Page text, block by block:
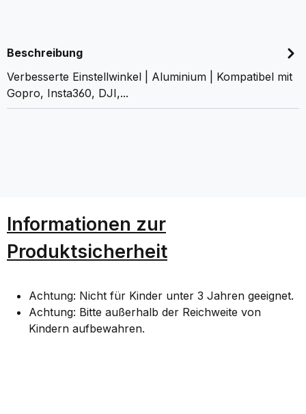
Beschreibung
Verbesserte Einstellwinkel | Aluminium | Kompatibel mit
Gopro, Insta360, DJI,...
Informationen zur
Produktsicherheit
Achtung: Nicht für Kinder unter 3 Jahren geeignet.
Achtung: Bitte außerhalb der Reichweite von
Kindern aufbewahren.